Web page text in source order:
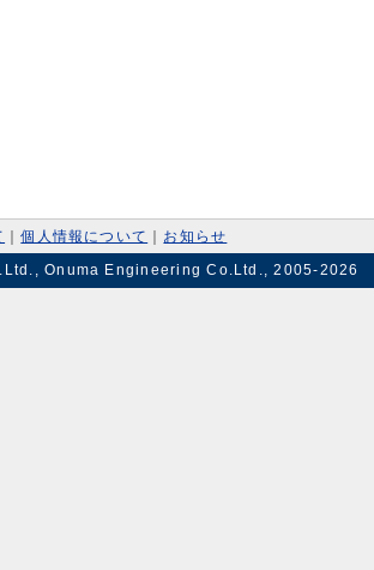
｜個人情報について
お知らせ
Onuma Engineering Co.Ltd., 2005-2026